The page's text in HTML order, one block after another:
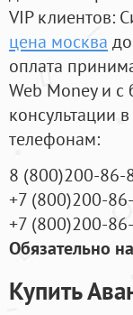
VIP клиентов:
цена москва
оплата
Web Money и с
консультации
телефонам:
8 (800)200-86-
+7 (800)200-
+7 (800)200-
Обязательно
Купить